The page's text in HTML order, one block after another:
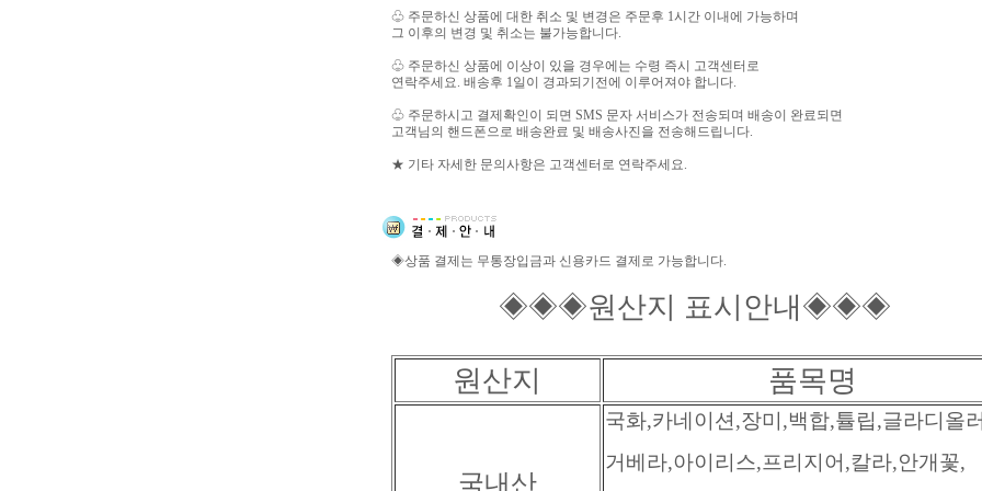
♧ 주문하신 상품에 대한 취소 및 변경은 주문후 1시간 이내에 가능하며
그 이후의 변경 및 취소는 불가능합니다.
♧ 주문하신 상품에 이상이 있을 경우에는 수령 즉시 고객센터로
연락주세요. 배송후 1일이 경과되기전에 이루어져야 합니다.
♧ 주문하시고 결제확인이 되면 SMS 문자 서비스가 전송되며 배송이 완료되면
고객님의 핸드폰으로 배송완료 및 배송사진을 전송해드립니다.
★ 기타 자세한 문의사항은 고객센터로 연락주세요.
◈상품 결제는 무통장입금과 신용카드 결제로 가능합니다.
◈◈◈원산지 표시안내◈◈◈
원산지 품목명
국내산
국화,카네이션,장미,백합,튤립,글라디올
거베라,아이리스,프리지어,칼라,안개꽃,